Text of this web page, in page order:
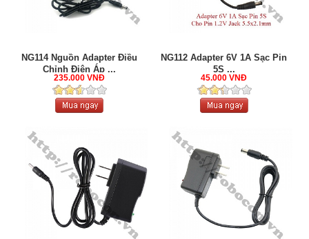
NG114 Nguồn Adapter Điều
Chỉnh Điện Áp ...
235.000 VNĐ
NG112 Adapter 6V 1A Sạc Pin
5S ...
45.000 VNĐ